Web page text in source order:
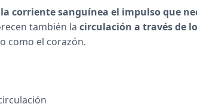
corriente sanguínea el impulso que
también la circulación a través de
como el corazón.